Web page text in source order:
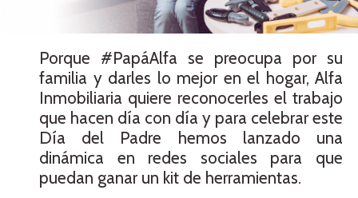
Porque #PapáAlfa se preocupa por su
familia y darles lo mejor en el hogar, Alfa
Inmobiliaria quiere reconocerles el trabajo
que hacen día con día y para celebrar este
Día del Padre hemos lanzado una
dinámica en redes sociales para que
puedan ganar un kit de herramientas.